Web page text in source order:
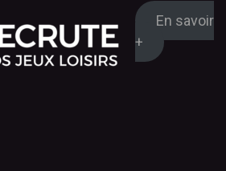
En savoir
+